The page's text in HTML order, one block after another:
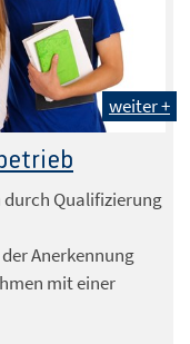
weiter +
Qualifizierung
Anerkennung
mit einer